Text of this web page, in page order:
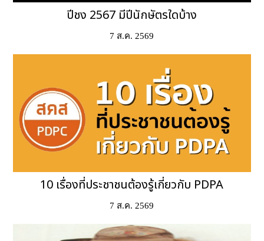
ปีชง 2567 มีปีนักษัตรใดบ้าง
7 ส.ค. 2569
10 เรื่องที่ประชาชนต้องรู้เกี่ยวกับ PDPA
7 ส.ค. 2569